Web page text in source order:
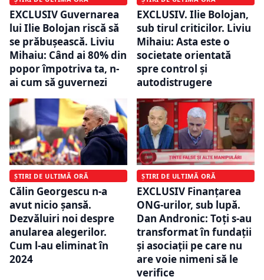
EXCLUSIV Guvernarea
lui Ilie Bolojan riscă să
se prăbușească. Liviu
Mihaiu: Când ai 80% din
popor împotriva ta, n-
ai cum să guvernezi
EXCLUSIV. Ilie Bolojan,
sub tirul criticilor. Liviu
Mihaiu: Asta este o
societate orientată
spre control și
autodistrugere
ȘTIRI DE ULTIMĂ ORĂ
Călin Georgescu n-a
avut nicio șansă.
Dezvăluiri noi despre
anularea alegerilor.
Cum l-au eliminat în
2024
ȘTIRI DE ULTIMĂ ORĂ
EXCLUSIV Finanțarea
ONG-urilor, sub lupă.
Dan Andronic: Toți s-au
transformat în fundații
și asociații pe care nu
are voie nimeni să le
verifice